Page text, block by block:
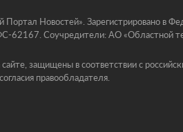
Новостей». Зарегистрировано в
62167. Соучредители: АО «Областной
защищены в соответствии с
правообладателя.